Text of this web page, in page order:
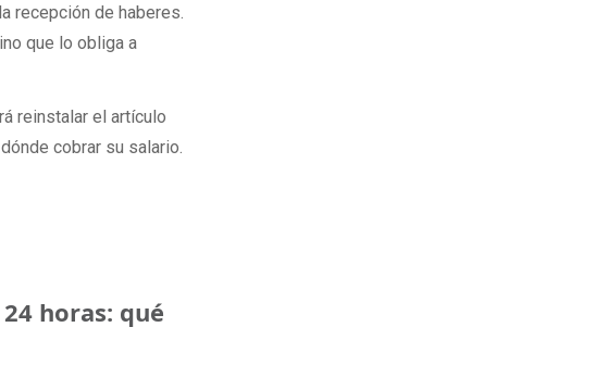
recepción de haberes.
que lo obliga a
reinstalar el artículo
cobrar su salario.
horas: qué